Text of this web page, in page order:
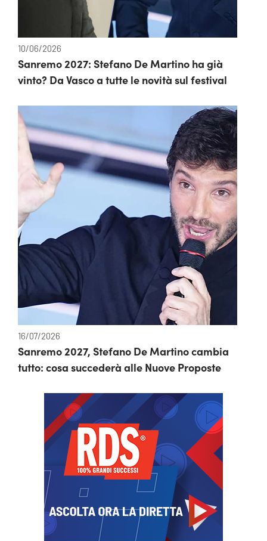
10/06/2026
Sanremo 2027: Stefano De Martino ha già
vinto? Da Vasco a tutte le novità sul festival
16/07/2026
Sanremo 2027, Stefano De Martino cambia
tutto: cosa succederà alle Nuove Proposte